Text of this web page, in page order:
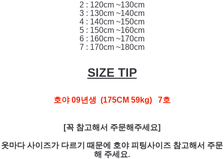
2 : 120cm ~130cm
3 : 130cm ~140cm
4 : 140cm ~150cm
5 : 150cm ~160cm
6 : 160cm ~170cm
7 : 170cm ~180cm
SIZE TIP
호야 09년생 (175CM 59kg) 7호
[꼭 참고해서 주문해주세요]
옷마다 사이즈가 다르기 때문에 호야 피팅사이즈 참고해서 주문
해 주세요.